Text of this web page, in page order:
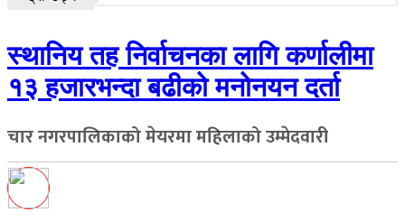
स्थानिय तह निर्वाचनका लागि कर्णालीमा
१३ हजारभन्दा बढीको मनोनयन दर्ता
चार नगरपालिकाको मेयरमा महिलाको उम्मेदवारी